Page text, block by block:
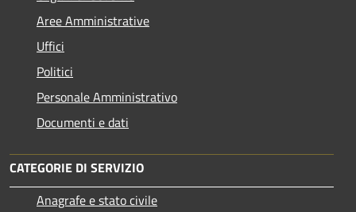
Aree Amministrative
Uffici
Politici
Personale Amministrativo
Documenti e dati
CATEGORIE DI SERVIZIO
Anagrafe e stato civile